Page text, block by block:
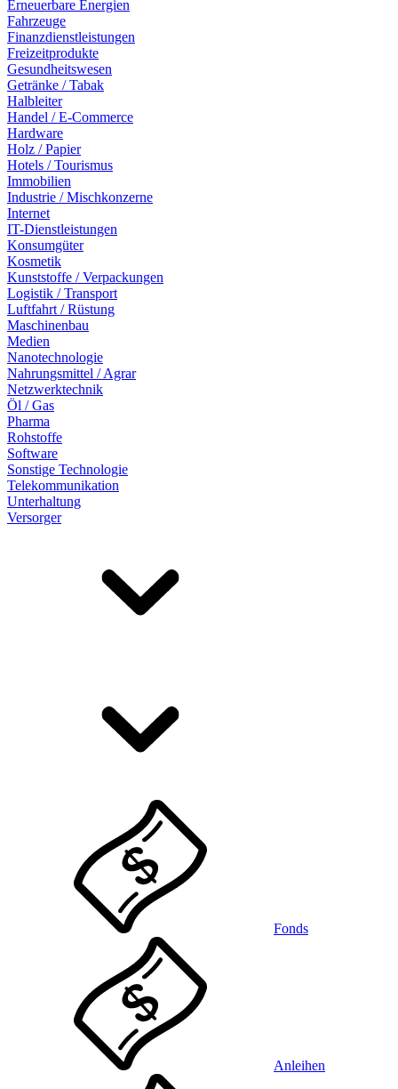
Erneuerbare Energien
Fahrzeuge
Finanzdienstleistungen
Freizeitprodukte
Gesundheitswesen
Getränke / Tabak
Halbleiter
Handel / E-Commerce
Hardware
Holz / Papier
Hotels / Tourismus
Immobilien
Industrie / Mischkonzerne
Internet
IT-Dienstleistungen
Konsumgüter
Kosmetik
Kunststoffe / Verpackungen
Logistik / Transport
Luftfahrt / Rüstung
Maschinenbau
Medien
Nanotechnologie
Nahrungsmittel / Agrar
Netzwerktechnik
Öl / Gas
Pharma
Rohstoffe
Software
Sonstige Technologie
Telekommunikation
Unterhaltung
Versorger
Fonds
Anleihen